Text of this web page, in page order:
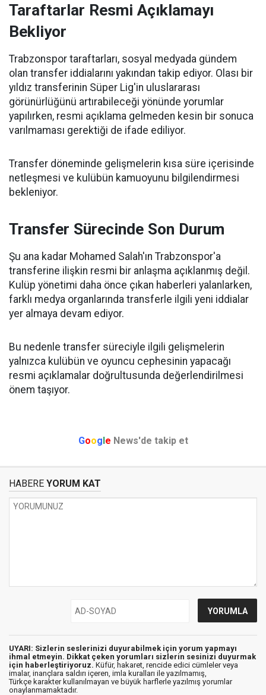
Taraftarlar Resmi Açıklamayı
Bekliyor
Trabzonspor taraftarları, sosyal medyada gündem
olan transfer iddialarını yakından takip ediyor. Olası bir
yıldız transferinin Süper Lig'in uluslararası
görünürlüğünü artırabileceği yönünde yorumlar
yapılırken, resmi açıklama gelmeden kesin bir sonuca
varılmaması gerektiği de ifade ediliyor.
Transfer döneminde gelişmelerin kısa süre içerisinde
netleşmesi ve kulübün kamuoyunu bilgilendirmesi
bekleniyor.
Transfer Sürecinde Son Durum
Şu ana kadar Mohamed Salah'ın Trabzonspor'a
transferine ilişkin resmi bir anlaşma açıklanmış değil.
Kulüp yönetimi daha önce çıkan haberleri yalanlarken,
farklı medya organlarında transferle ilgili yeni iddialar
yer almaya devam ediyor.
Bu nedenle transfer süreciyle ilgili gelişmelerin
yalnızca kulübün ve oyuncu cephesinin yapacağı
resmi açıklamalar doğrultusunda değerlendirilmesi
önem taşıyor.
Google News'de takip et
HABERE YORUM KAT
UYARI: Sizlerin seslerinizi duyurabilmek için yorum yapmayı
ihmal etmeyin. Dikkat çeken yorumları sizlerin sesinizi duyurmak
için haberleştiriyoruz. Küfür, hakaret, rencide edici cümleler veya
imalar, inançlara saldırı içeren, imla kuralları ile yazılmamış,
Türkçe karakter kullanılmayan ve büyük harflerle yazılmış yorumlar
onaylanmamaktadır.